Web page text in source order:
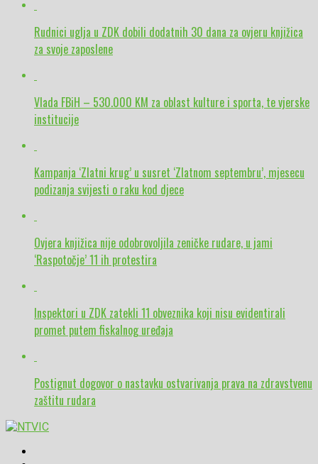
Rudnici uglja u ZDK dobili dodatnih 30 dana za ovjeru knjižica
za svoje zaposlene
Vlada FBiH – 530.000 KM za oblast kulture i sporta, te vjerske
institucije
Kampanja ‘Zlatni krug’ u susret ‘Zlatnom septembru’, mjesecu
podizanja svijesti o raku kod djece
Ovjera knjižica nije odobrovoljila zeničke rudare, u jami
‘Raspotočje’ 11 ih protestira
Inspektori u ZDK zatekli 11 obveznika koji nisu evidentirali
promet putem fiskalnog uređaja
Postignut dogovor o nastavku ostvarivanja prava na zdravstvenu
zaštitu rudara